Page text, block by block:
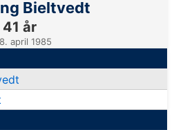
Bieltvedt
41 år
april 1985